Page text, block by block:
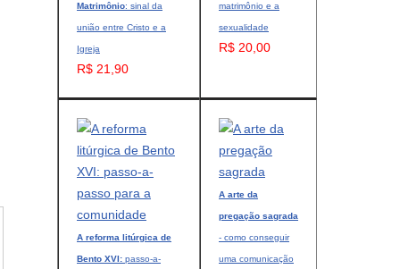
Matrimônio: sinal da
união entre Cristo e a
Igreja
R$ 21,90
matrimônio e a
sexualidade
R$ 20,00
A reforma litúrgica de
Bento XVI: passo-a-
A arte da
pregação sagrada
- como conseguir
uma comunicação